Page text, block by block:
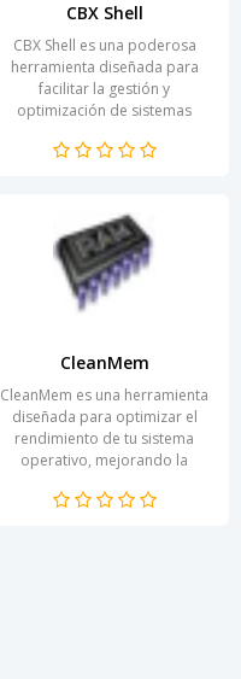
CBX Shell
CBX Shell es una poderosa
herramienta diseñada para
facilitar la gestión y
optimización de sistemas
intuitiva, permite a los...
CleanMem
CleanMem es una herramienta
diseñada para optimizar el
rendimiento de tu sistema
operativo, mejorando la
aumentándola de forma...